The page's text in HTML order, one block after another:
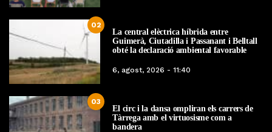
02
La central elèctrica híbrida entre
Guimerà, Ciutadilla i Passanant i Belltall
obté la declaració ambiental favorable
6, agost, 2026 - 11:40
03
El circ i la dansa ompliran els carrers de
Tàrrega amb el virtuosisme com a
bandera